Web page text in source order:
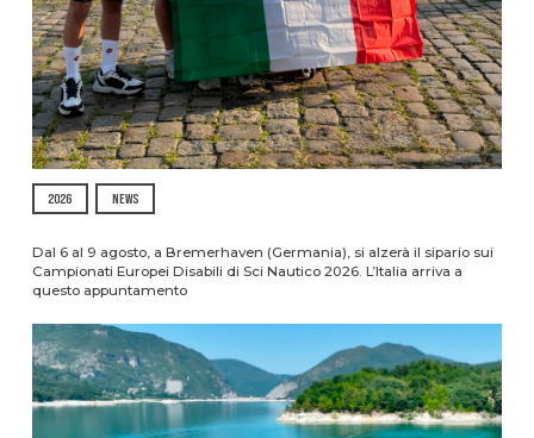
2026 NEWS
Dal 6 al 9 agosto, a Bremerhaven (Germania), si alzerà il sipario sui
Campionati Europei Disabili di Sci Nautico 2026. L’Italia arriva a
questo appuntamento